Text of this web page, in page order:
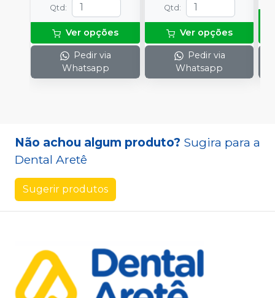
Qtd:
Ver opções
Pedir via
Whatsapp
Qtd:
Ver opções
Pedir via
Whatsapp
Não achou algum produto? Sugira para a
Dental Aretê
Sugerir produtos